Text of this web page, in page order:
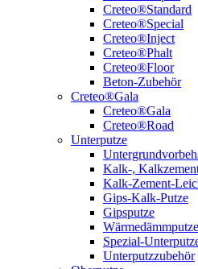
Creteo®Standard
Creteo®Special
Creteo®Inject
Creteo®Phalt
Creteo®Floor
Beton-Zubehör
Creteo®Gala
Creteo®Gala
Creteo®Road
Unterputze
Kalk-,
Kalk-Zement-
Gips-Kalk-Putze
Gipsputze
Wärmedämmputze
Spezial-
Unterputzzubehör